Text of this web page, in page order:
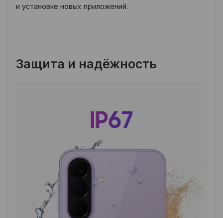
и установке новых приложений.
Защита и надёжность